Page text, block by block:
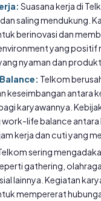
Suasana kerja di
saling mendukung.
berinovasi dan
yang positif
nyaman dan
Telkom
keseimbangan antara
karyawannya.
life balance antara
kerja dan cuti yang
sering
gathering,
lainnya. Kegiatan
mempererat